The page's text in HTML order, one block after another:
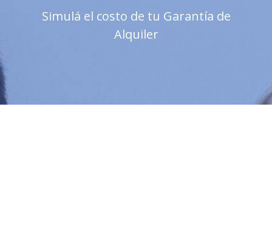
Simulá el costo de tu Garantía de
Alquiler